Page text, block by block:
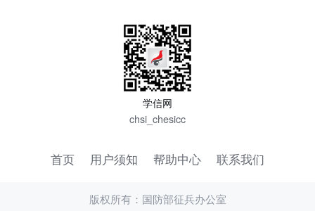
学信网
chsi_chesicc
首页 用户须知 帮助中心 联系我们
版权所有：国防部征兵办公室